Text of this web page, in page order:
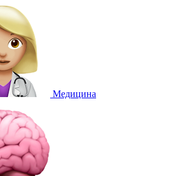
Медицина